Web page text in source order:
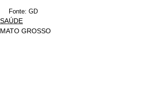
Fonte: GD
SAÚDE
MATO GROSSO